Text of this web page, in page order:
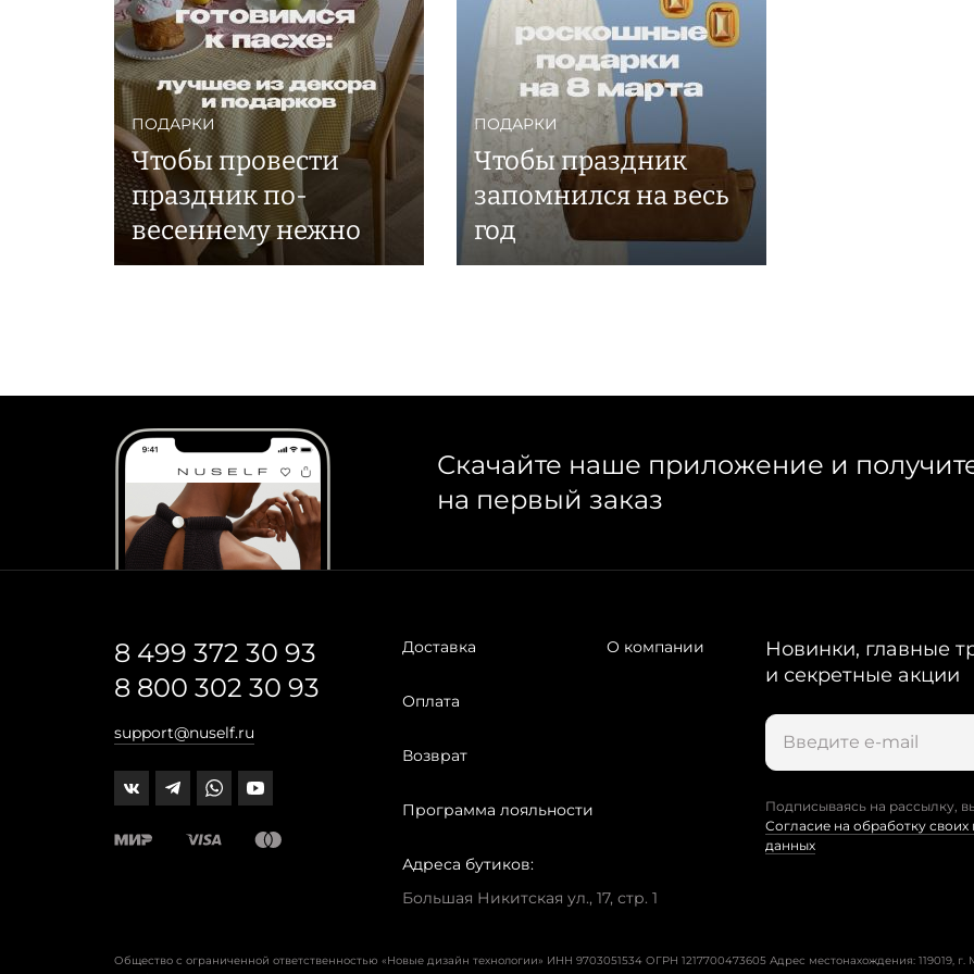
ПОДАРКИ
Чтобы провести
праздник по-
весеннему нежно
ПОДАРКИ
Чтобы праздник
запомнился на весь
год
Скачайте наше приложение и
на первый заказ
8 499 372 30 93
8 800 302 30 93
support@nuself.ru
Доставка
Оплата
Возврат
Программа лояльности
О компании
Адреса бутиков:
Большая Никитская ул., 17, стр. 1
Новинки, главные
и секретные акции
Подписываясь на рассылку,
Согласие на обработку
данных
Общество с ограниченной ответственностью «Новые дизайн технологии» ИНН 9703051534 ОГРН 1217700473605 Адрес местонахождения: 119019,